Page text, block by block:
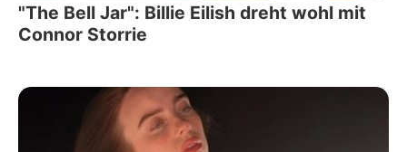
"The Bell Jar": Billie Eilish dreht wohl mit
Connor Storrie